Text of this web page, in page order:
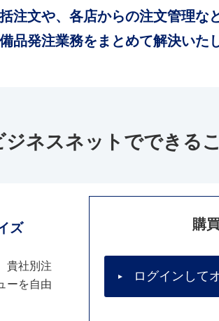
注文や、各店からの注文管理など
品発注業務をまとめて解決いた
ジネスネットでできる
ズ
貴社別注
ーを自由
購
ログインして